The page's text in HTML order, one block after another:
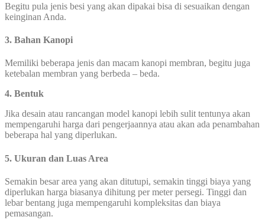
Begitu pula jenis besi yang akan dipakai bisa di sesuaikan dengan
keinginan Anda.
3. Bahan Kanopi
Memiliki beberapa jenis dan macam kanopi membran, begitu juga
ketebalan membran yang berbeda – beda.
4. Bentuk
Jika desain atau rancangan model kanopi lebih sulit tentunya akan
mempengaruhi harga dari pengerjaannya atau akan ada penambahan
beberapa hal yang diperlukan.
5. Ukuran dan Luas Area
Semakin besar area yang akan ditutupi, semakin tinggi biaya yang
diperlukan harga biasanya dihitung per meter persegi. Tinggi dan
lebar bentang juga mempengaruhi kompleksitas dan biaya
pemasangan.